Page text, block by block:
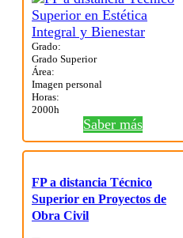
Grado:
Grado Superior
Área:
Imagen personal
Horas:
2000h
Saber más
FP a distancia Técnico
Superior en Proyectos de
Obra Civil